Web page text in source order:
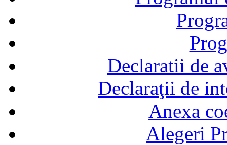
Declaratii de
Declaraţii de
Anexa
Alegeri